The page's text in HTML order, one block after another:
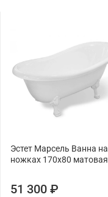
Эстет Марсель Ванна на
ножках 170x80 матовая
51 300 ₽